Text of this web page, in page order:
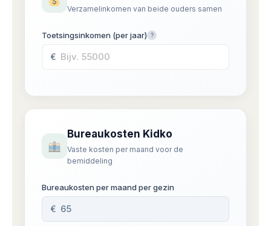
Verzamelinkomen van beide ouders samen
Toetsingsinkomen (per jaar) ?
€
Bureaukosten Kidko
Vaste kosten per maand voor de
bemiddeling
Bureaukosten per maand per gezin
€